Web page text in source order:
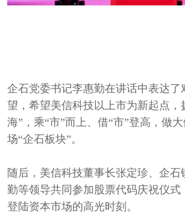
企石党委书记李惠勤在讲话中表达了
望，希望美信科技以上市为新起点，
海”，乘“市”而上、借“市”登高，做
场“企石板块”。
随后，美信科技董事长张定珍、企石
勤等领导共同参加股票代码庆祝仪式
登陆资本市场的高光时刻。